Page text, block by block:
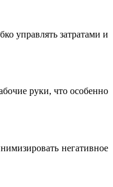
управлять затратами и
руки, что особенно
негативное